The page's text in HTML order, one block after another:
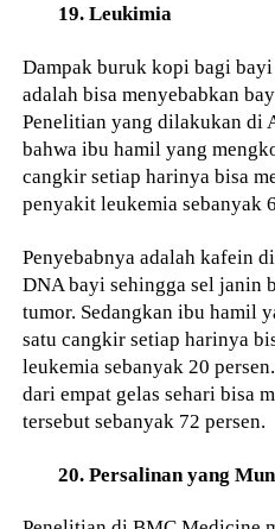
19. Leukimia
Dampak buruk kopi bagi
adalah bisa menyebabkan
Penelitian yang dilakukan di
bahwa ibu hamil yang
cangkir setiap harinya bisa
penyakit leukemia sebanyak
Penyebabnya adalah kafein
DNA bayi sehingga sel janin
tumor. Sedangkan ibu hamil
satu cangkir setiap harinya
leukemia sebanyak 20
dari empat gelas sehari bisa
tersebut sebanyak 72 persen.
20. Persalinan yang